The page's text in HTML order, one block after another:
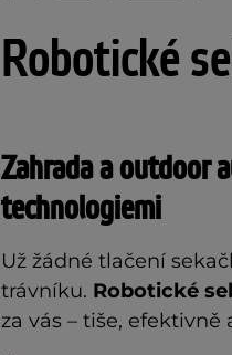
Robotické
Zahrada a outdoor
technologiemi
Už žádné tlačení
trávníku. Robotické
za vás – tiše, efektivně